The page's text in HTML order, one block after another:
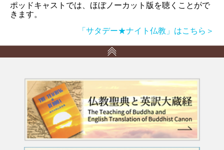
ポッドキャストでは、ほぼノーカット版を聴くことがで
きます。
「サタデー★ナイト仏教」はこちら＞